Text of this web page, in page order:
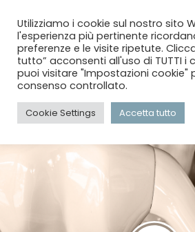
menu
Utilizziamo i cookie sul nostro sito
l'esperienza più pertinente
preferenze e le visite ripetute.
tutto” acconsenti all'uso di TUTTI i
puoi visitare "Impostazioni cookie"
consenso controllato.
Cookie Settings Accetta tutto